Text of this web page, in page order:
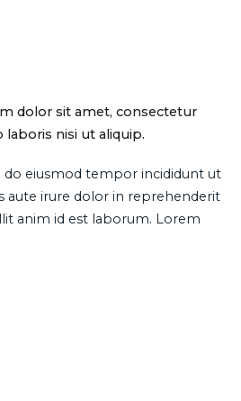
dolor sit amet, consectetur
nisi ut aliquip.
do eiusmod tempor incididunt ut
aute irure dolor in reprehenderit
anim id est laborum. Lorem